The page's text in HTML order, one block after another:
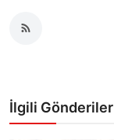
İlgili Gönderiler